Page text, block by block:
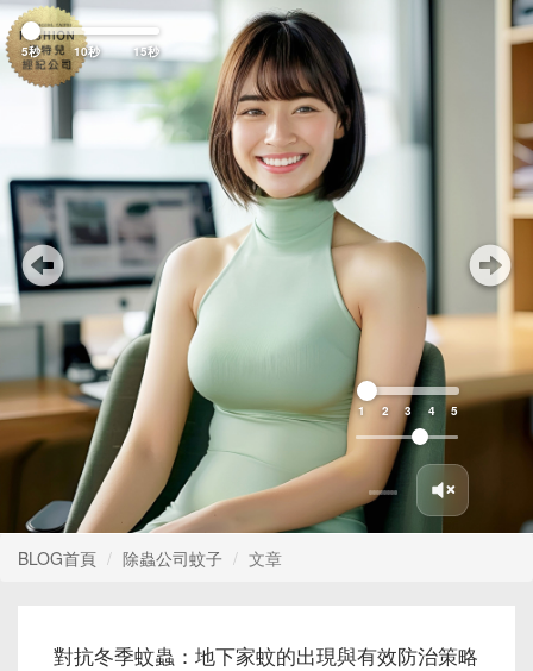
Previous
1 2 3 4 5
5秒 10秒 15秒
BLOG首頁 除蟲公司蚊子 文章
對抗冬季蚊蟲：地下家蚊的出現與有效防治策略